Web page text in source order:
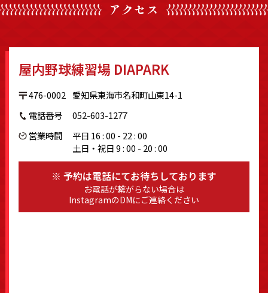
アクセス
屋内野球練習場 DIAPARK
476-0002 愛知県東海市名和町山東14-1
電話番号
052-603-1277
営業時間
平日 16 : 00 - 22 : 00
土日・祝日 9 : 00 - 20 : 00
※ 予約は電話にてお待ちしております
お電話が繋がらない場合は
InstagramのDMにご連絡ください